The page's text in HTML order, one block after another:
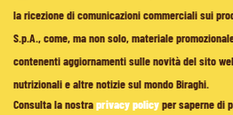
la ricezione di comunicazioni commerciali sui
S.p.A., come, ma non solo, materiale
contenenti aggiornamenti sulle novità del sito
nutrizionali e altre notizie sul mondo Biraghi.
Consulta la nostraprivacy policyper saperne di